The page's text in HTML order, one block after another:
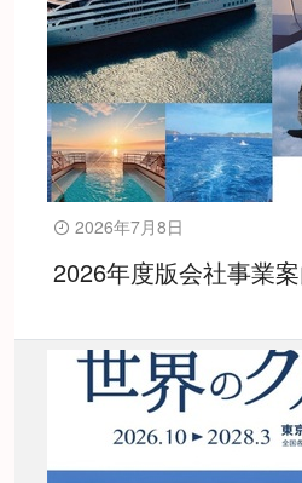
2026年7月8日
2026年度版会社事業案